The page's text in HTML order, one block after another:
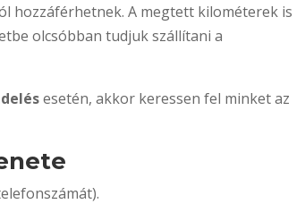
hozzáférhetnek. A megtett kilométerek is
olcsóbban tudjuk szállítani a
esetén, akkor keressen fel minket az